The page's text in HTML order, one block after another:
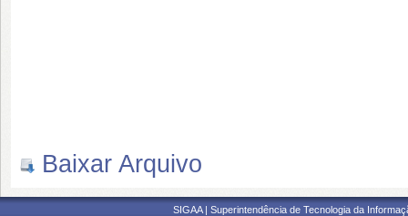
Baixar Arquivo
SIGAA | Superintendência de Tecnologia da